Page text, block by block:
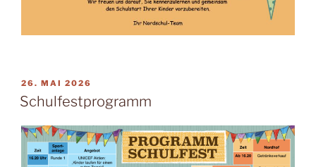
VERÖFFENTLICHT
AM
26. MAI 2026
Schulfestprogramm